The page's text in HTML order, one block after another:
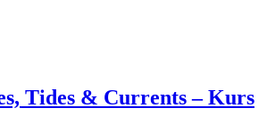
Tides & Currents – Kurs